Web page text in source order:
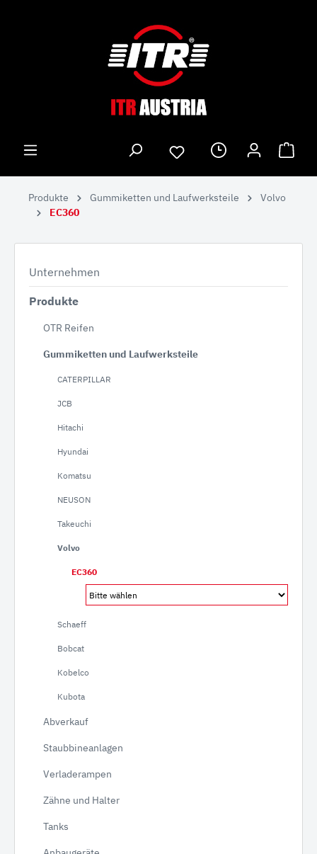
Produkte Gummiketten und Laufwerksteile
Volvo
EC360
Unternehmen
Produkte
OTR Reifen
Gummiketten und Laufwerksteile
CATERPILLAR
JCB
Hitachi
Hyundai
Komatsu
NEUSON
Takeuchi
Volvo
EC360
Schaeff
Bobcat
Kobelco
Kubota
Abverkauf
Staubbineanlagen
Verladerampen
Zähne und Halter
Tanks